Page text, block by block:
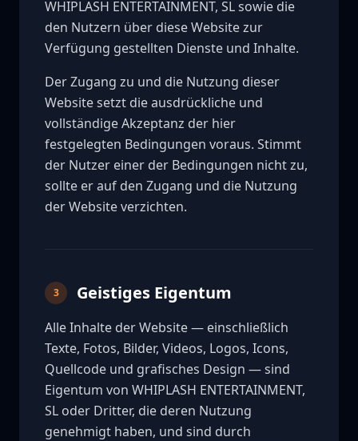
WHIPLASH ENTERTAINMENT, SL sowie die
den Nutzern über diese Website zur
Verfügung gestellten Dienste und Inhalte.
Der Zugang zu und die Nutzung dieser
Website setzt die ausdrückliche und
vollständige Akzeptanz der hier
festgelegten Bedingungen voraus. Stimmt
der Nutzer einer der Bedingungen nicht zu,
sollte er auf den Zugang und die Nutzung
der Website verzichten.
3 Geistiges Eigentum
Alle Inhalte der Website — einschließlich
Texte, Fotos, Bilder, Videos, Logos, Icons,
Quellcode und grafisches Design — sind
Eigentum von WHIPLASH ENTERTAINMENT,
SL oder Dritter, die deren Nutzung
genehmigt haben, und sind durch